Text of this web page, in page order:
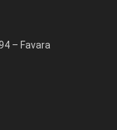
– Favara